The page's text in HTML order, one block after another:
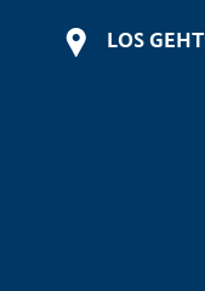
LOS